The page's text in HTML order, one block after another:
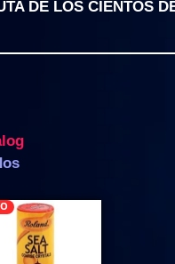
DE LOS CIENTOS